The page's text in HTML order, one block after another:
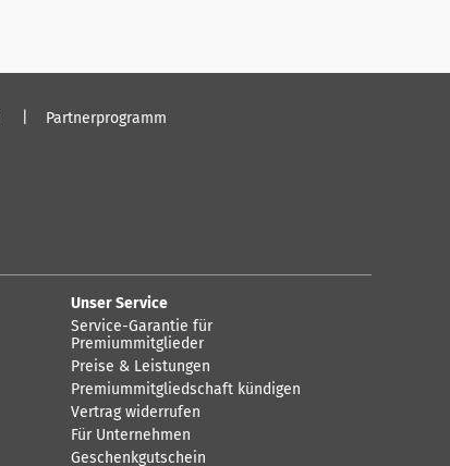
Partnerprogramm
Unser Service
Service-Garantie für
Premiummitglieder
Preise & Leistungen
Premiummitgliedschaft kündigen
Vertrag widerrufen
Für Unternehmen
Geschenkgutschein